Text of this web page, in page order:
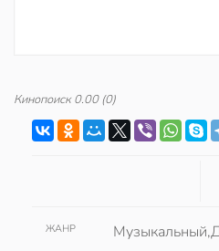
Кинопоиск 0.00(0)
ЖАНР